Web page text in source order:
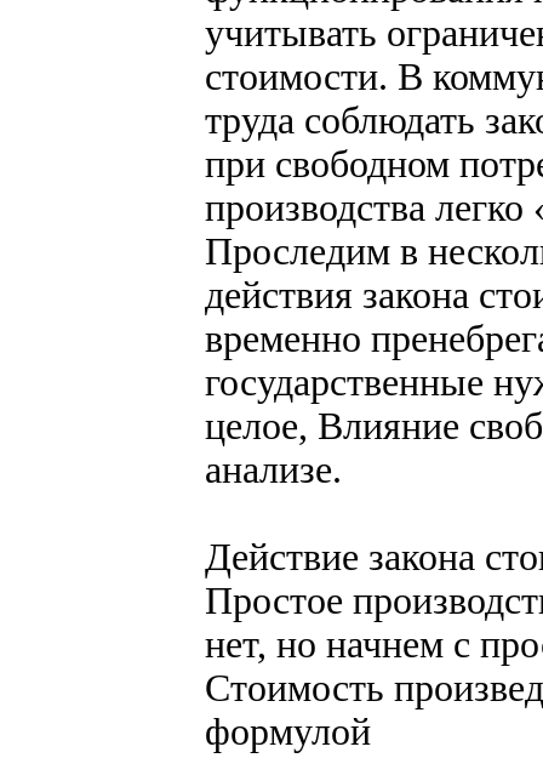
учитывать
стоимости. В
труда соблюдать
при свободном
производства
Проследим в
действия закона
временно
государственные
целое, Влияние
анализе.
Действие закона
Простое
нет, но начнем с
Стоимость
формулой